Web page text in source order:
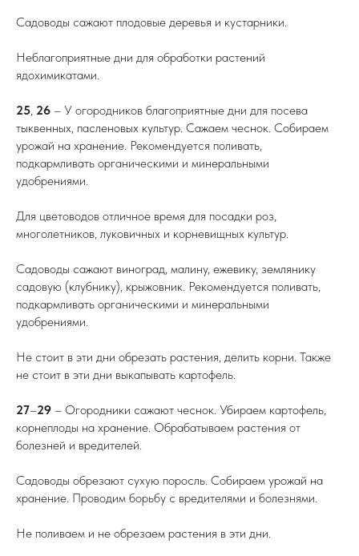
Садоводы сажают плодовые деревья и кустарники.
Неблагоприятные дни для обработки растений
ядохимикатами.
25, 26 – У огородников благоприятные дни для посева
тыквенных, пасленовых культур. Сажаем чеснок. Собираем
урожай на хранение. Рекомендуется поливать,
подкармливать органическими и минеральными
удобрениями.
Для цветоводов отличное время для посадки роз,
многолетников, луковичных и корневищных культур.
Садоводы сажают виноград, малину, ежевику, землянику
садовую (клубнику), крыжовник. Рекомендуется поливать,
подкармливать органическими и минеральными
удобрениями.
Не стоит в эти дни обрезать растения, делить корни. Также
не стоит в эти дни выкапывать картофель.
27–29 – Огородники сажают чеснок. Убираем картофель,
корнеплоды на хранение. Обрабатываем растения от
болезней и вредителей.
Садоводы обрезают сухую поросль. Собираем урожай на
хранение. Проводим борьбу с вредителями и болезнями.
Не поливаем и не обрезаем растения в эти дни.